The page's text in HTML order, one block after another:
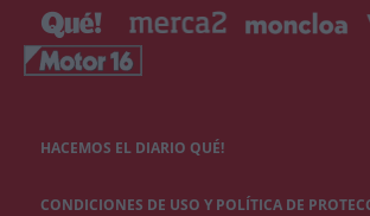
HACEMOS EL DIARIO QUÉ!
CONDICIONES DE USO Y POLÍTICA DE